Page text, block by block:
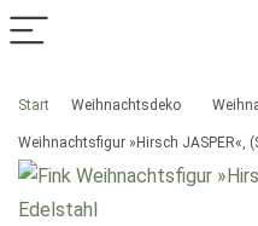
Start Weihnachtsdeko
Weihnachtsfigur »Hirsch JASPER«,